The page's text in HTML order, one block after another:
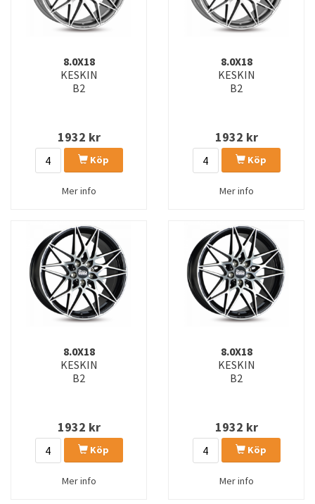
8.0X18
KESKIN
B2
1932 kr
Köp
Mer info
8.0X18
KESKIN
B2
1932 kr
Köp
Mer info
8.0X18
KESKIN
B2
1932 kr
Köp
Mer info
8.0X18
KESKIN
B2
1932 kr
Köp
Mer info